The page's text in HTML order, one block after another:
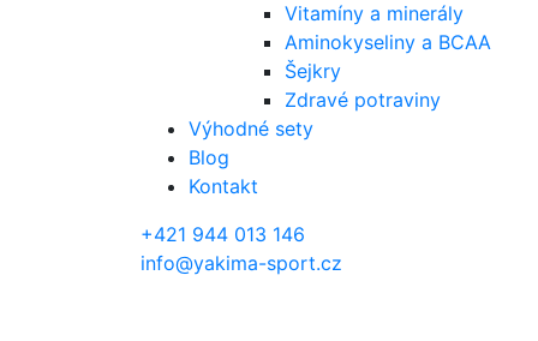
Vitamíny a minerály
Aminokyseliny a BCAA
Šejkry
Zdravé potraviny
Výhodné sety
Blog
Kontakt
+421 944 013 146
info@yakima-sport.cz